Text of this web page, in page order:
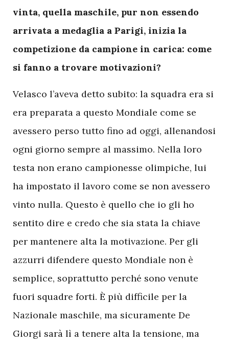
vinta, quella maschile, pur non essendo
arrivata a medaglia a Parigi, inizia la
competizione da campione in carica: come
si fanno a trovare motivazioni?
Velasco l’aveva detto subito: la squadra era si
era preparata a questo Mondiale come se
avessero perso tutto fino ad oggi, allenandosi
ogni giorno sempre al massimo. Nella loro
testa non erano campionesse olimpiche, lui
ha impostato il lavoro come se non avessero
vinto nulla. Questo è quello che io gli ho
sentito dire e credo che sia stata la chiave
per mantenere alta la motivazione. Per gli
azzurri difendere questo Mondiale non è
semplice, soprattutto perché sono venute
fuori squadre forti. È più difficile per la
Nazionale maschile, ma sicuramente De
Giorgi sarà lì a tenere alta la tensione, ma